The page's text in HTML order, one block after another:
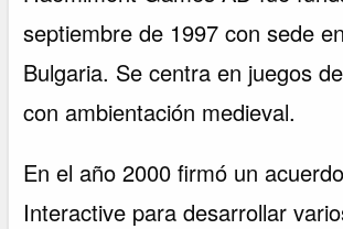
septiembre de 1997 con sede
Bulgaria. Se centra en juegos
con ambientación medieval.
En el año 2000 firmó un
Interactive para desarrollar